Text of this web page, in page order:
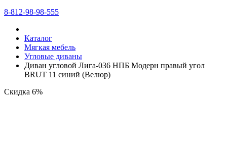
8-812-98-98-555
Каталог
Мягкая мебель
Угловые диваны
Диван угловой Лига-036 НПБ Модерн правый угол
BRUT 11 синий (Велюр)
Скидка 6%